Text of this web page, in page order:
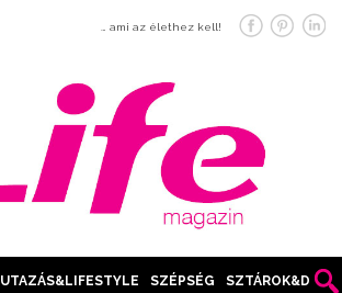
… ami az élethez kell!
UTAZÁS&LIFESTYLE SZÉPSÉG SZTÁROK&DIVAT